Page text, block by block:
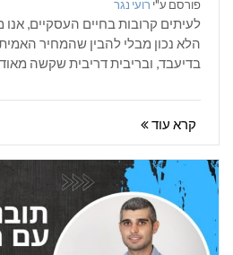
נכון
פורסם ע"י רועי נגר
לעיתים קרובות בחיים העסקיים,
הלא נכון מבלי להבין שהמחיר
בדיעבד, ובריבית דריבית שקשה
קרא עוד